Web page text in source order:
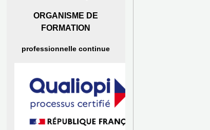
ORGANISME DE
FORMATION
professionnelle continue